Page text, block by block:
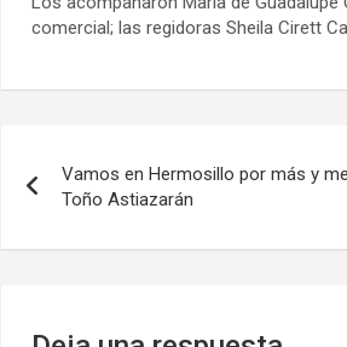
comercial; las regidoras Sheila Cirett
de
entradas
Vamos en Hermosillo por más y
Toño Astiazarán